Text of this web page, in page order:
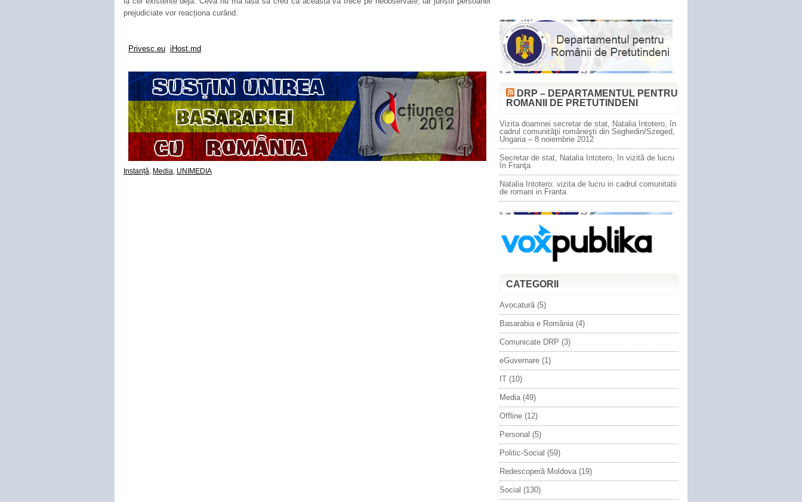
prejudiciate vor reacționa curând.
Privesc.eu iHost.md
Instanță, Media, UNIMEDIA
DRP – DEPARTAMENTUL PENTRU
ROMANII DE PRETUTINDENI
Vizita doamnei secretar de stat, Natalia Intotero, în
cadrul comunităţii româneşti din Seghedin/Szeged,
Ungaria – 8 noiembrie 2012
Secretar de stat, Natalia Intotero, în vizită de lucru
în Franţa
Natalia Intotero: vizita de lucru in cadrul comunitatii
de romani in Franta
CATEGORII
Avocatură(5)
Basarabia e România(4)
Comunicate DRP (3)
eGuvernare (1)
IT (10)
Media(49)
Offline (12)
Personal (5)
Politic-Social (59)
Redescoperă Moldova(19)
Social (130)